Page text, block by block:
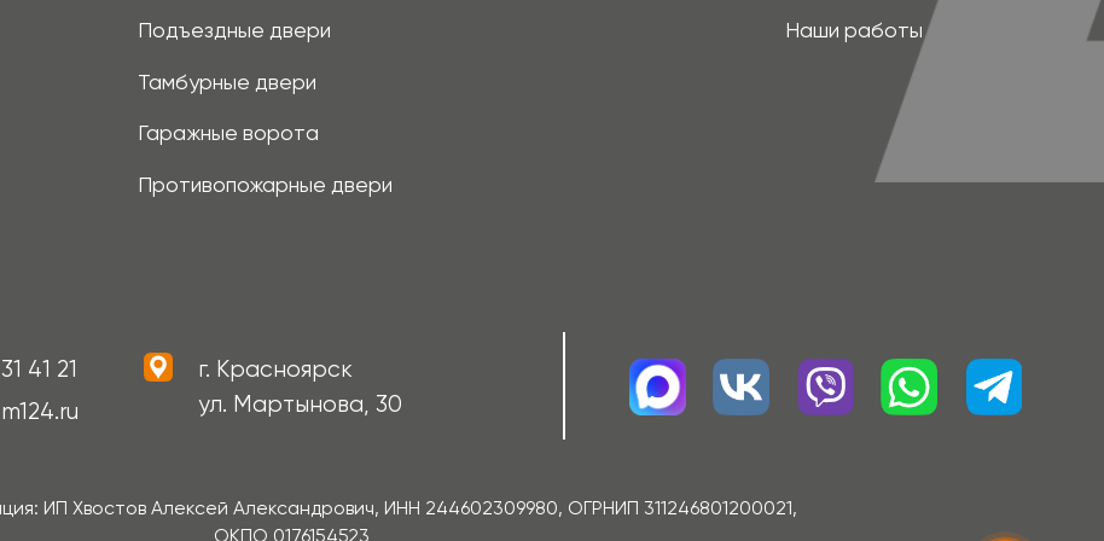
ОКПО 0176154523
Согласие на обработку персональных данных
информационный характер и может быть изменена по усмотрению компании. Изображения товаров на
от оригиналов. Использование материалов данного сайта без разрешения правообладателя запрещено.